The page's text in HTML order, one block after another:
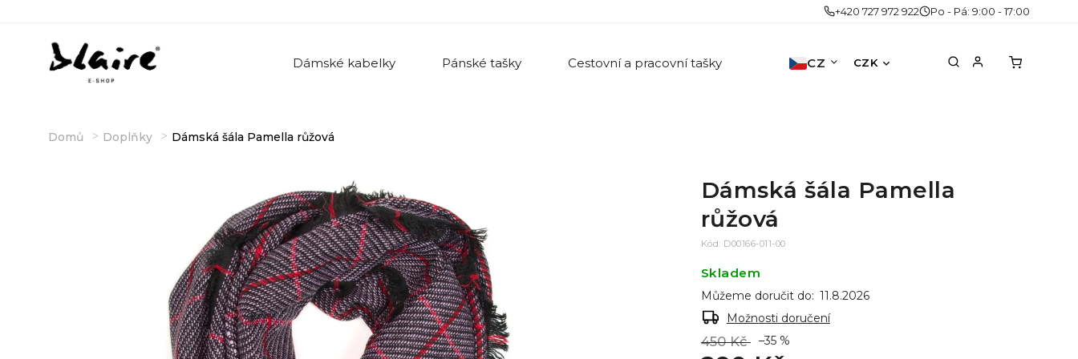
+420 727 972 922 Po - Pá: 9:00 - 17:00
CZ CZK
Dámské kabelky Pánské tašky Cestovní a pracovní tašky Doplňky Akce Druhá šance
Domů Doplňky Dámská šála Pamella růžová
Dámská šála Pamella
růžová
Kód: D00166-011-00
Skladem
Můžeme doručit do: 11.8.2026
Možnosti doručení
450 Kč –35 %